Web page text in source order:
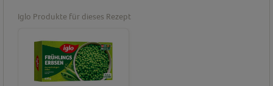
Iglo Produkte für dieses Rezept